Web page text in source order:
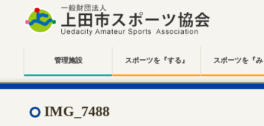
管理施設 スポーツを『する』 スポーツを『
IMG_7488